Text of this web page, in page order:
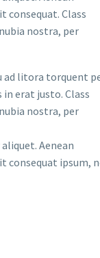
consequat. Class
nostra, per
ad litora torquent
erat justo. Class
nostra, per
Aenean
consequat ipsum,